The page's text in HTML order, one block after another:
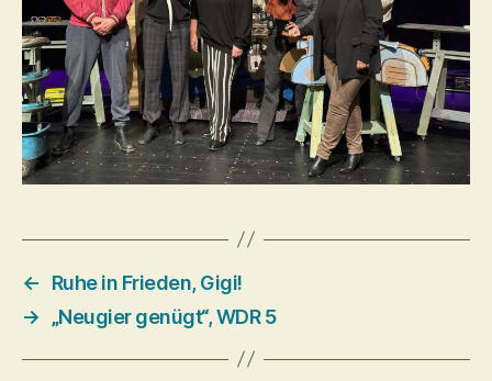
←
Ruhe in Frieden, Gigi!
→
„Neugier genügt“, WDR 5